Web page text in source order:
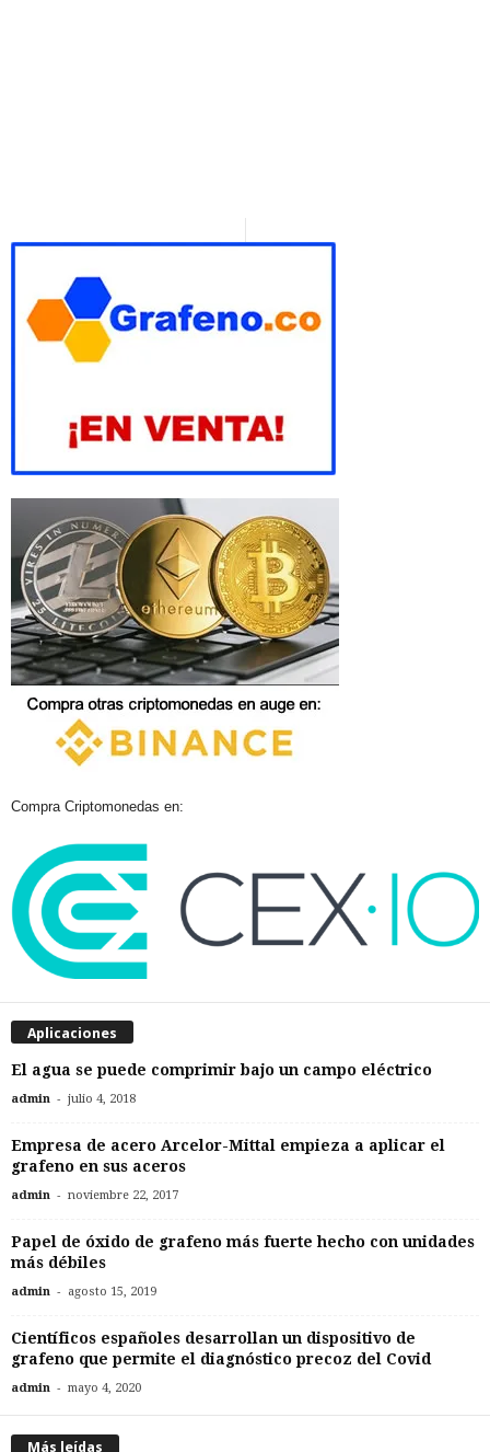
Compra Criptomonedas en:
Aplicaciones
El agua se puede comprimir bajo un campo eléctrico
admin - julio 4, 2018
Empresa de acero Arcelor-Mittal empieza a aplicar el
grafeno en sus aceros
admin - noviembre 22, 2017
Papel de óxido de grafeno más fuerte hecho con unidades
más débiles
admin - agosto 15, 2019
Científicos españoles desarrollan un dispositivo de
grafeno que permite el diagnóstico precoz del Covid
admin - mayo 4, 2020
Más leídas